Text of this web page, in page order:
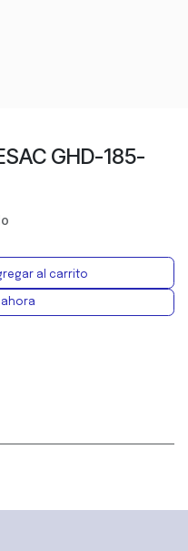
GHD-185-
al carrito
ahora